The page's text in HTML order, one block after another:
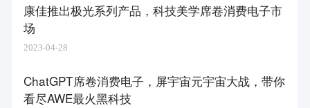
康佳推出极光系列产品，科技美学席卷消费电子市
场
2023-04-28
ChatGPT席卷消费电子，屏宇宙元宇宙大战，带你
看尽AWE最火黑科技